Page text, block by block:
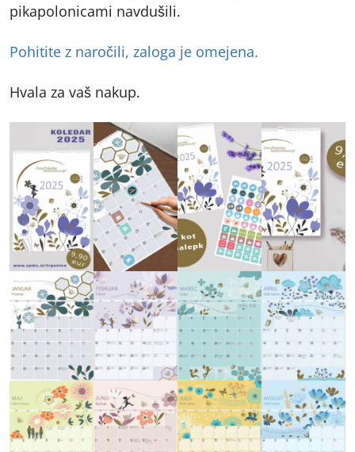
pikapolonicami navdušili.
Pohitite z naročili, zaloga je omejena.
Hvala za vaš nakup.